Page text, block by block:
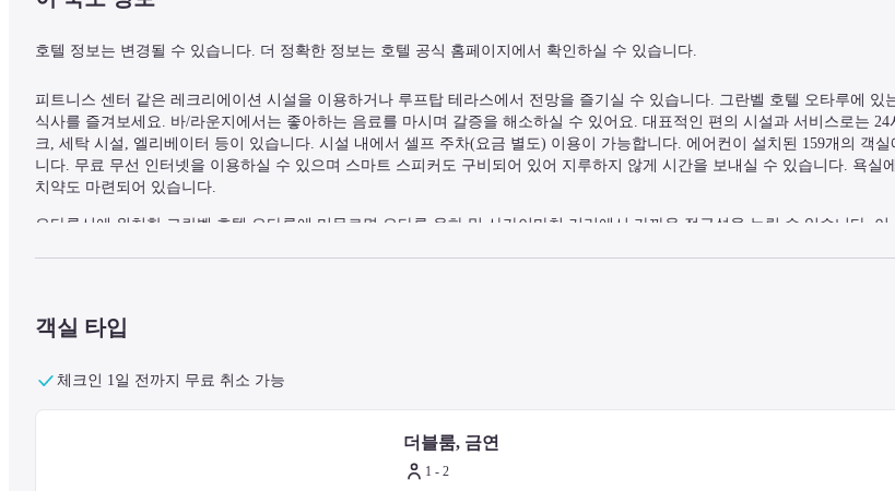
호텔 정보는 변경될 수 있습니다. 더 정확한 정보는 호텔 공식 홈페이지에서 확인하실 수 있습니다.
피트니스 센터 같은 레크리에이션 시설을 이용하거나 루프탑 테라스에서 전망을 즐기실 수 있습니다. 그란벨 호텔 오타루에 있
식사를 즐겨보세요. 바/라운지에서는 좋아하는 음료를 마시며 갈증을 해소하실 수 있어요. 대표적인 편의 시설과 서비스로는
크, 세탁 시설, 엘리베이터 등이 있습니다. 시설 내에서 셀프 주차(요금 별도) 이용이 가능합니다. 에어컨이 설치된 159개의 객
니다. 무료 무선 인터넷을 이용하실 수 있으며 스마트 스피커도 구비되어 있어 지루하지 않게 시간을 보내실 수 있습니다. 욕실
치약도 마련되어 있습니다.
오타루시에 위치한 그란벨 호텔 오타루에 머무르면 오타루 운하 및 사카이마치 거리에서 가까운 접근성을 누릴 수 있습니다. 이
스테인드 글라스 박물관 - 0.2km
일본은행 구 오타루 지점 금융 자료관 - 0.3km
객실 타입
체크인 1일 전까지 무료 취소 가능
더블룸, 금연
1 - 2